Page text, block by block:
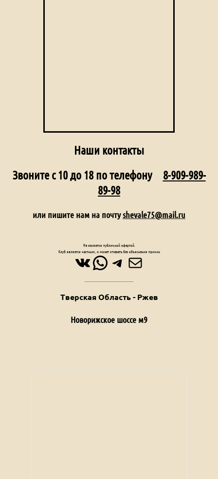
Наши контакты
Звоните с 10 до 18 по телефону
8-909-989-
89-98
или пишите нам на почтуshevale75@mail.ru
Клуб является частным, и может отказать без объяснения причин
ВКонтакте
WhatsApp
Telegram
Почта
Тверская Область - Ржев
Новорижское шоссе м9